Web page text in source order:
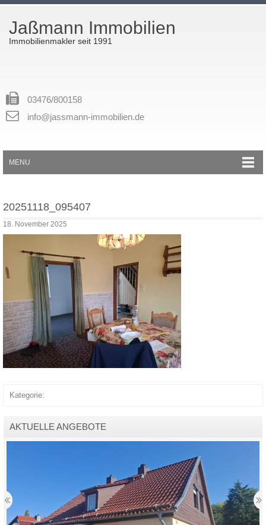
Jaßmann Immobilien
Immobilienmakler seit 1991
03476/800158
info@jassmann-immobilien.de
MENU
20251118_095407
18. November 2025
Kategorie:
AKTUELLE ANGEBOTE